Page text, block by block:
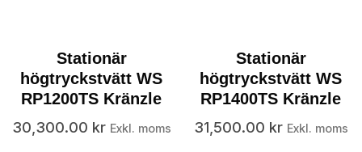
Stationär
högtryckstvätt WS
RP1200TS Kränzle
30,300.00 kr Exkl. moms
Stationär
högtryckstvätt WS
RP1400TS Kränzle
31,500.00 kr Exkl. moms